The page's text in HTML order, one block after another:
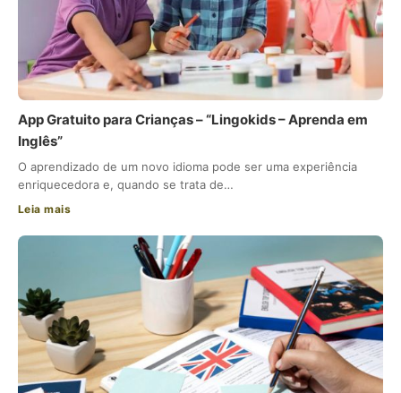
App Gratuito para Crianças – “Lingokids – Aprenda em
Inglês”
O aprendizado de um novo idioma pode ser uma experiência
enriquecedora e, quando se trata de…
Leia mais